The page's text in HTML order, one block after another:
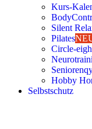
Kurs-
Silent
Pila­tes
Cir­cle-
Hob­by
Selbst­schutz